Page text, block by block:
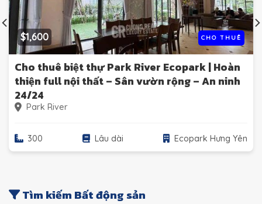
$1,600 CHO THUÊ
Cho thuê biệt thự Park River Ecopark | Hoàn
thiện full nội thất – Sân vườn rộng – An ninh
24/24
Park River
300 Lâu dài Ecopark Hưng Yên
Tìm kiếm Bất động sản